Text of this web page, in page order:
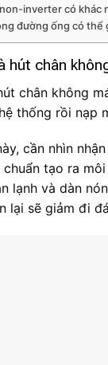
inverter có khác
đường ống có thể
hút chân
chân không
thống rồi nạp
cần nhìn
tạo ra
lạnh và dàn
lại sẽ giảm đi